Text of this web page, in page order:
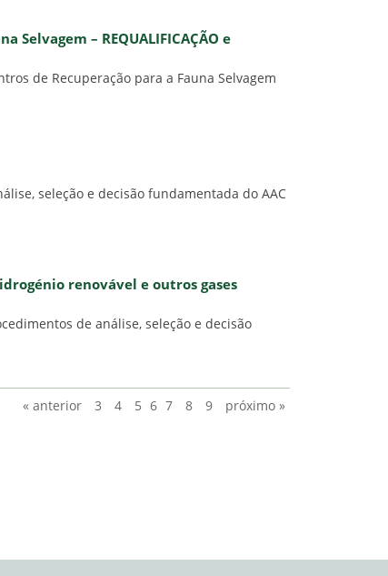
Selvagem – REQUALIFICAÇÃO e
de Recuperação para a Fauna Selvagem
seleção e decisão fundamentada do AAC
renovável e outros gases
de análise, seleção e decisão
« anterior 3 4 5 6 7 8 9 próximo »